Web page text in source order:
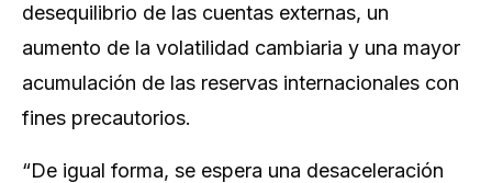
desequilibrio de las cuentas externas, un
aumento de la volatilidad cambiaria y una mayor
acumulación de las reservas internacionales con
fines precautorios.
“De igual forma, se espera una desaceleración